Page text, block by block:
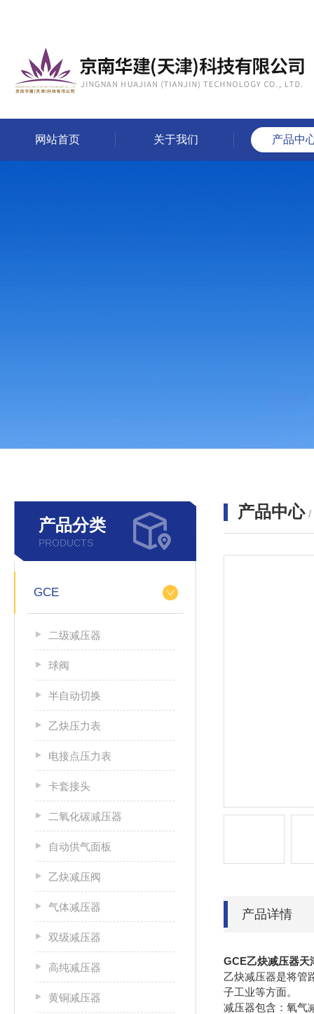
网站首页 关于我们 产品中
产品分类
PRODUCTS
GCE
二级减压器
球阀
半自动切换
乙炔压力表
电接点压力表
卡套接头
二氧化碳减压器
自动供气面板
乙炔减压阀
气体减压器
双级减压器
高纯减压器
黄铜减压器
产品中心 /
产品详情
GCE乙炔减压器天
乙炔减压器是将管
子工
减压器包含：氧气